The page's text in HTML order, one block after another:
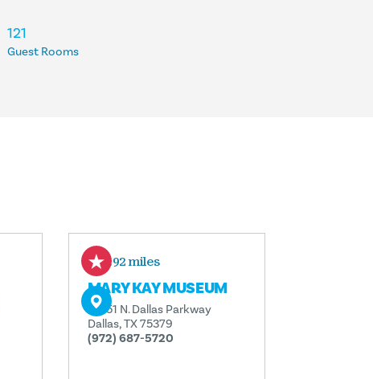
Guest Rooms
121
2.92 miles
MARY KAY MUSEUM
16251 N. Dallas Parkway
Dallas, TX 75379
(972) 687-5720